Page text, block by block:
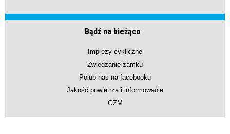
Bądź na bieżąco
Imprezy cykliczne
Zwiedzanie zamku
Polub nas na facebooku
Jakość powietrza i informowanie
GZM